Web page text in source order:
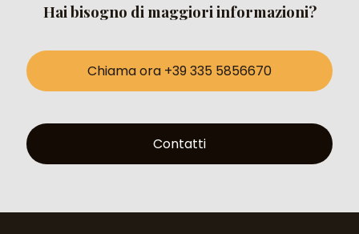
Hai bisogno di maggiori informazioni?
Chiama ora +39 335 5856670
Contatti